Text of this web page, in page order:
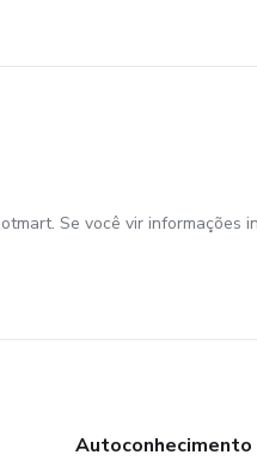
Se você vir informações